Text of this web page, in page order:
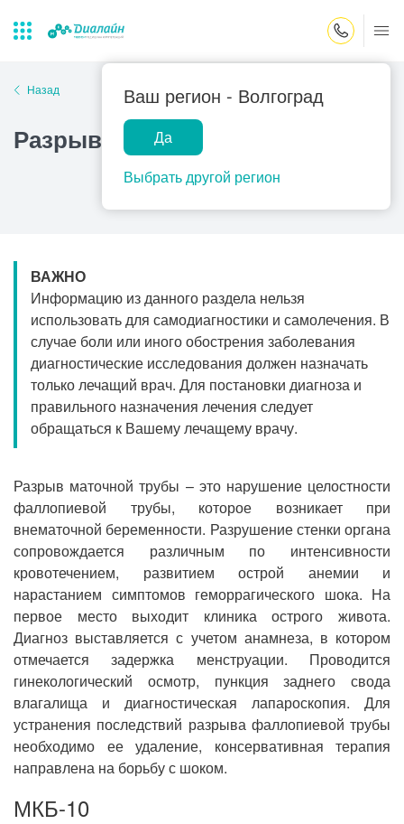
Ваш регион - Волгоград
Да
Выбрать другой регион
Лаборатории
Центр помощи
на дому
Закрыть поиск
Популярные запросы
Прием гинеколога
Прием гастроэнтеролога
Прием офтальмолога
Прием уролога
Прием хирурга
Прием кардиолога
Назад
Разрыв маточной трубы
ВАЖНО
Информацию из данного раздела нельзя
использовать для самодиагностики и самолечения. В
случае боли или иного обострения заболевания
диагностические исследования должен назначать
только лечащий врач. Для постановки диагноза и
правильного назначения лечения следует
обращаться к Вашему лечащему врачу.
Разрыв маточной трубы – это нарушение целостности
фаллопиевой трубы, которое возникает при
внематочной беременности. Разрушение стенки органа
сопровождается различным по интенсивности
кровотечением, развитием острой анемии и
нарастанием симптомов геморрагического шока. На
первое место выходит клиника острого живота.
Диагноз выставляется с учетом анамнеза, в котором
отмечается задержка менструации. Проводится
гинекологический осмотр, пункция заднего свода
влагалища и диагностическая лапароскопия. Для
устранения последствий разрыва фаллопиевой трубы
необходимо ее удаление, консервативная терапия
направлена на борьбу с шоком.
МКБ-10